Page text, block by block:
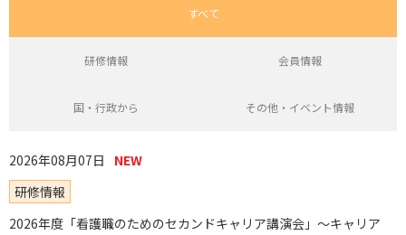
すべて
研修情報 会員情報
国・行政から その他・イベント情報
2026年08月07日
研修情報
2026年度「看護職のためのセカンドキャリア講演会」～キャリア